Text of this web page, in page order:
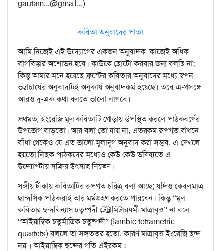
gautam...@gmail...)
কবিতা অনুবাদের পাতা
আমি নিজেই এই উদ্যোগের একজন অনুবাদক; কাজেই অধিক
বাগবিস্তার অশোভন হবে। কাউকে ছোটো করবার জন্য বলছি না;
কিন্তু আমার মনে হয়েছে ফ্রস্টের কবিতার অনুবাদের মধ্যে স্বপন
ভট্টাচার্যের অনুবাদটিই অনুকার্য অনুবাদকর্ম হয়েছে। তবে এ-প্রসঙ্গে
আরও দু-এক কথা বলতে ভালো লাগবে।
প্রথমত, ইংরেজি মূল কবিতাটি গোড়ায় উপস্থিত করলে পাঠকবর্গের
উপভোগ বাড়তো। আর বলা তো যায় না, এতরকম রূপগত বাঁধনে
বাঁধা থেকেও যে এত ভালো মূলানুগ অনুবাদ করা সম্ভব, এ-দেখলে
হয়তো নিছক পাঠকদের মধ্যেও কেউ কেউ ভবিষ্যতে এ-
উদ্যোগটায় সক্রিয় উৎসাহ নিতেন।
সঙ্গীয় টীকায় কবিতাটির রূপগত চরিত্র বলা আছে; যদিও কেবলমাত্র
ছান্দসিক পাঠকরাই তার মর্মগ্রহণ করতে পারবেন। কিন্তু “মূল
কবিতার ছন্দবিন্যাস চতুষ্পদী টেট্রামিটারধর্মী মাত্রাবৃত্ত” না বলে
“আইয়াম্বিক চতুর্মাত্রিক চতুষ্পদী” (Iambic tetrametric
quartets) বললে তা সঙ্গততর হতো, কারণ মাত্রাবৃত্ত ইংরেজি ছন্দ
নয় । আইয়াম্বিক ছন্দের গতি এইরকম :